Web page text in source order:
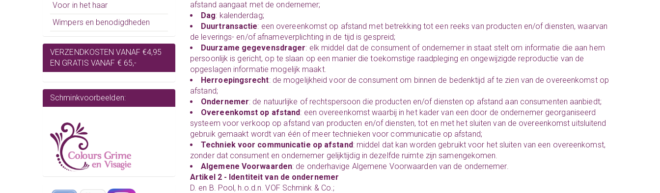
Voor in het haar
Wimpers en benodigdheden
VERZENDKOSTEN VANAF €4,95
EN GRATIS VANAF € 65,-
Schminkvoorbeelden:
afstand aangaat met de ondernemer;
Dag: kalenderdag;
Duurtransactie: een overeenkomst op afstand met betrekking tot een reeks van producten en/of diensten, waarvan
de leverings- en/of afnameverplichting in de tijd is gespreid;
Duurzame gegevensdrager: elk middel dat de consument of ondernemer in staat stelt om informatie die aan hem
persoonlijk is gericht, op te slaan op een manier die toekomstige raadpleging en ongewijzigde reproductie van de
opgeslagen informatie mogelijk maakt.
Herroepingsrecht: de mogelijkheid voor de consument om binnen de bedenktijd af te zien van de overeenkomst op
afstand;
Ondernemer: de natuurlijke of rechtspersoon die producten en/of diensten op afstand aan consumenten aanbiedt;
Overeenkomst op afstand: een overeenkomst waarbij in het kader van een door de ondernemer georganiseerd
systeem voor verkoop op afstand van producten en/of diensten, tot en met het sluiten van de overeenkomst uitsluitend
gebruik gemaakt wordt van één of meer technieken voor communicatie op afstand;
Techniek voor communicatie op afstand: middel dat kan worden gebruikt voor het sluiten van een overeenkomst,
zonder dat consument en ondernemer gelijktijdig in dezelfde ruimte zijn samengekomen.
Algemene Voorwaarden: de onderhavige Algemene Voorwaarden van de ondernemer.
Artikel 2 - Identiteit van de ondernemer
D. en B. Pool, h.o.d.n. VOF Schmink & Co.;